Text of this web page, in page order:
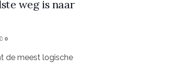
weg is naar
0
de meest logische